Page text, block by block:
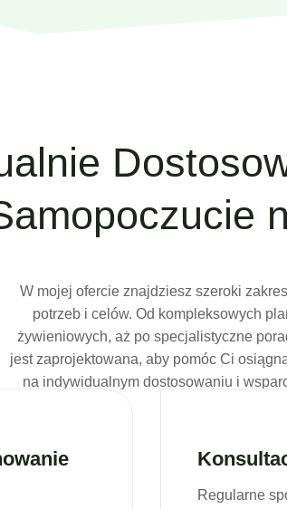
W mojej ofercie znajdziesz szeroki
potrzeb i celów. Od kompleksowych
żywieniowych, aż po specjalistyczne
jest zaprojektowana, aby pomóc Ci
na indywidualnym dostosowaniu i
Regularne